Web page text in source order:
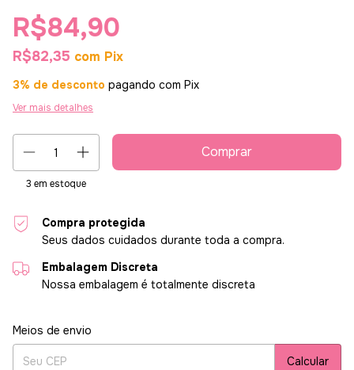
R$84,90
R$82,35 com Pix
3% de desconto pagando com Pix
Ver mais detalhes
3 em estoque
Compra protegida
Seus dados cuidados durante toda a compra.
Embalagem Discreta
Nossa embalagem é totalmente discreta
Entregas para o CEP:
Meios de envio
Calcular